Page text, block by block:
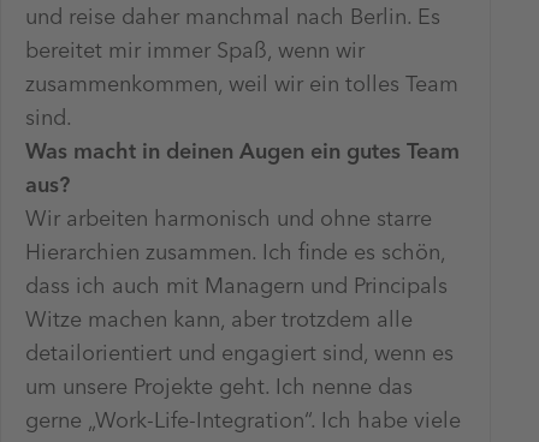
und reise daher manchmal nach Berlin. Es
bereitet mir immer Spaß, wenn wir
zusammenkommen, weil wir ein tolles Team
sind.
Was macht in deinen Augen ein gutes Team
aus?
Wir arbeiten harmonisch und ohne starre
Hierarchien zusammen. Ich finde es schön,
dass ich auch mit Managern und Principals
Witze machen kann, aber trotzdem alle
detailorientiert und engagiert sind, wenn es
um unsere Projekte geht. Ich nenne das
gerne „Work-Life-Integration“. Ich habe viele